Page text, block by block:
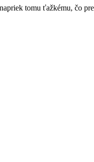
tomu ťažkému, čo